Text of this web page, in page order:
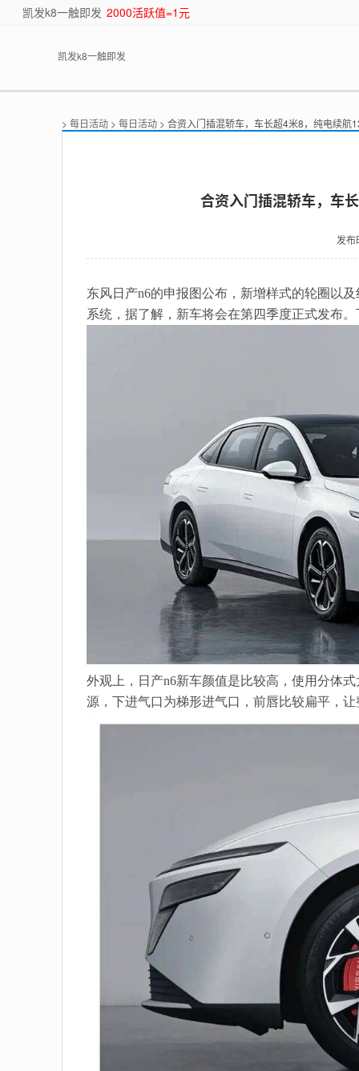
凯发k8一触即发 2000活跃值=1元
凯发k8一触即发
> 每日活动 > 每日活动 > 合资入门插混轿车，车长超4米8，纯电续航
合资入门插混轿车，车
发布
东风日产n6的申报图公布，新增样式的轮圈以
系统，据了解，新车将会在第四季度正式发布
外观上，日产n6新车颜值是比较高，使用分体
源，下进气口为梯形进气口，前唇比较扁平，